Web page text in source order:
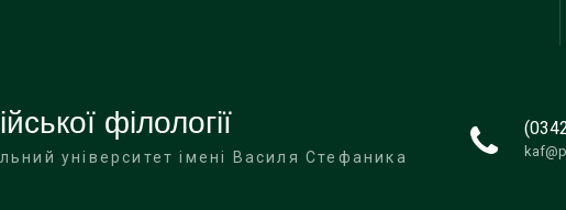
філології
університет імені Василя Стефаника